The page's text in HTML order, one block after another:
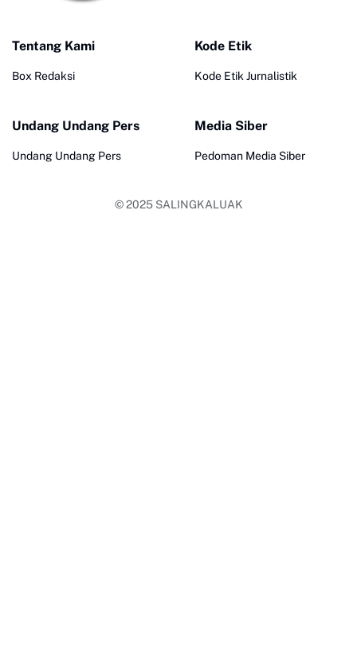
Tentang Kami
Box Redaksi
Kode Etik
Kode Etik Jurnalistik
Undang Undang Pers
Undang Undang Pers
Media Siber
Pedoman Media Siber
© 2025 SALINGKALUAK